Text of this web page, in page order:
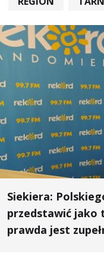
Siekiera:
przedstawić jako
prawda jest